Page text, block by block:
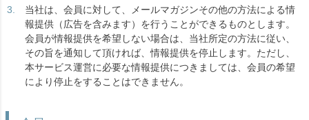
当社は、会員に対して、メールマガジンその他の方法による情
報提供（広告を含みます）を行うことができるものとします。
会員が情報提供を希望しない場合は、当社所定の方法に従い、
その旨を通知して頂ければ、情報提供を停止します。ただし、
本サービス運営に必要な情報提供につきましては、会員の希望
により停止をすることはできません。